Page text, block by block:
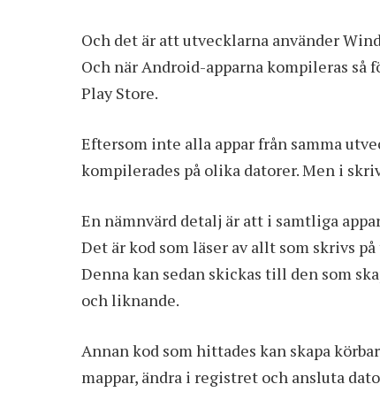
Och det är att utvecklarna använder
Och när Android-apparna kompileras så
Play Store.
Eftersom inte alla appar från samma
kompilerades på olika datorer. Men i
En nämnvärd detalj är att i samtliga
Det är kod som läser av allt som skrivs
Denna kan sedan skickas till den som
och liknande.
Annan kod som hittades kan skapa
mappar, ändra i registret och ansluta